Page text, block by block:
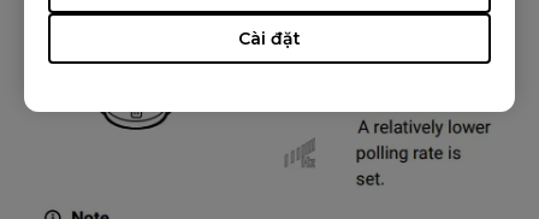
Cài đặt